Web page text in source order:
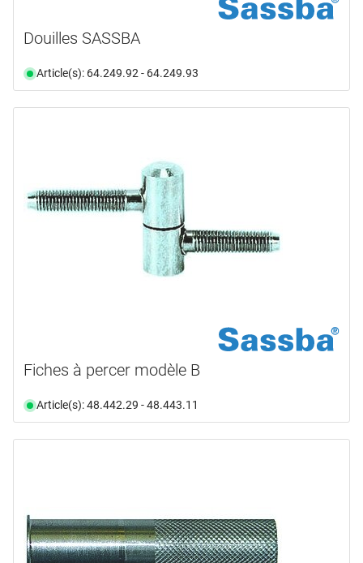
Douilles SASSBA
Article(s): 64.249.92 - 64.249.93
Fiches à percer modèle B
Article(s): 48.442.29 - 48.443.11